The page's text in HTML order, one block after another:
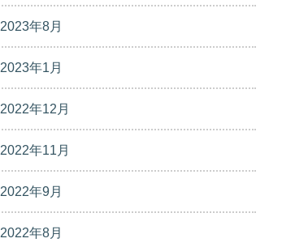
2023年8月
2023年1月
2022年12月
2022年11月
2022年9月
2022年8月